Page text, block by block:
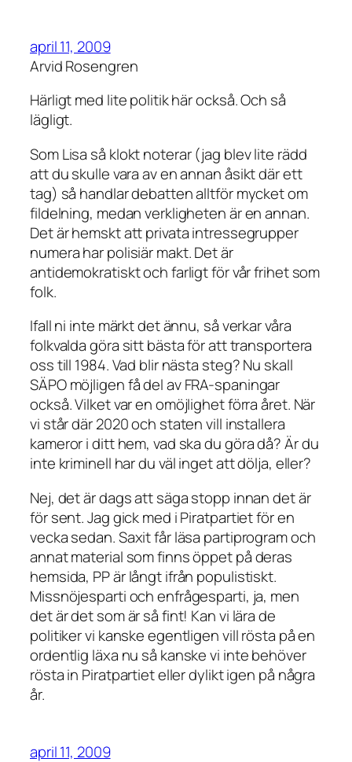
april 11, 2009
Arvid Rosengren
Härligt med lite politik här också. Och så
lägligt.
Som Lisa så klokt noterar (jag blev lite rädd
att du skulle vara av en annan åsikt där ett
tag) så handlar debatten alltför mycket om
fildelning, medan verkligheten är en annan.
Det är hemskt att privata intressegrupper
numera har polisiär makt. Det är
antidemokratiskt och farligt för vår frihet som
folk.
Ifall ni inte märkt det ännu, så verkar våra
folkvalda göra sitt bästa för att transportera
oss till 1984. Vad blir nästa steg? Nu skall
SÄPO möjligen få del av FRA-spaningar
också. Vilket var en omöjlighet förra året. När
vi står där 2020 och staten vill installera
kameror i ditt hem, vad ska du göra då? Är du
inte kriminell har du väl inget att dölja, eller?
Nej, det är dags att säga stopp innan det är
för sent. Jag gick med i Piratpartiet för en
vecka sedan. Saxit får läsa partiprogram och
annat material som finns öppet på deras
hemsida, PP är långt ifrån populistiskt.
Missnöjesparti och enfrågesparti, ja, men
det är det som är så fint! Kan vi lära de
politiker vi kanske egentligen vill rösta på en
ordentlig läxa nu så kanske vi inte behöver
rösta in Piratpartiet eller dylikt igen på några
år.
april 11, 2009